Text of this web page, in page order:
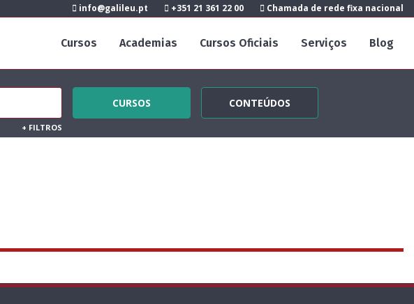
info@galileu.pt +351 21 361 22 00 Chamada de rede fixa nacional
Cursos Academias Cursos Oficiais Serviços Blog
CURSOS CONTEÚDOS
+ FILTROS